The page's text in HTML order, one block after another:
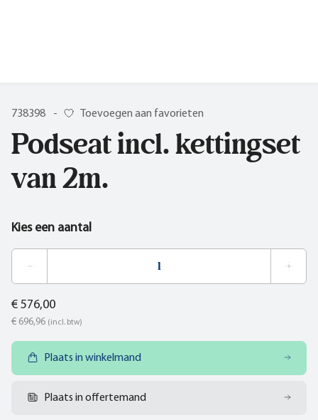
738398 - Toevoegen aan favorieten
Podseat incl. kettingset
van 2m.
Kies een aantal
€ 576,00
€ 696,96 (incl. btw)
Plaats in winkelmand
Plaats in offertemand